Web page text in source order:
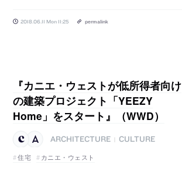
2018.06.11 Mon 11:25 permalink
『カニエ・ウェストが低所得者向け
の建築プロジェクト「YEEZY
Home」をスタート』（WWD）
ARCHITECTURE
CULTURE
住宅
カニエ・ウェスト